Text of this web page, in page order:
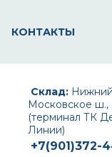
КОНТАКТЫ
Склад:
Московское ш.,
(терминал ТК
Линии)
+7(901)372-